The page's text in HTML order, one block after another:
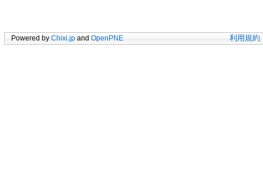
Powered by Chixi.jp and OpenPNE 利用規約